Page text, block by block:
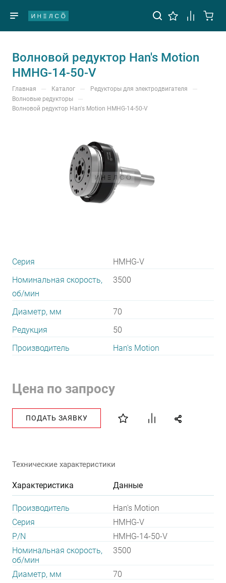
Волновой редуктор Han's Motion
HMHG-14-50-V
Главная — Каталог — Редукторы для электродвигателя —
Волновые редукторы —
Волновой редуктор Han's Motion HMHG-14-50-V
Серия
HMHG-V
Номинальная скорость,
об/мин
3500
Диаметр, мм
70
Редукция
50
Производитель
Han's Motion
Цена по запросу
ПОДАТЬ ЗАЯВКУ
Технические характеристики
Характеристика Данные
Производитель
Han's Motion
Серия
HMHG-V
P/N
HMHG-14-50-V
Номинальная скорость,
об/мин
3500
Диаметр, мм
70